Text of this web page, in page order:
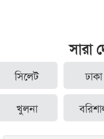
সারা
সিলেট ঢাকা
খুলনা